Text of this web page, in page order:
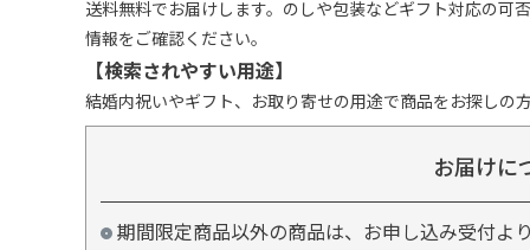
送料無料でお届けします。のしや包装などギフト対応の可
情報をご確認ください。
【検索されやすい用途】
結婚内祝いやギフト、お取り寄せの用途で商品をお探しの
お届けに
期間限定商品以外の商品は、お申し込み受付よ